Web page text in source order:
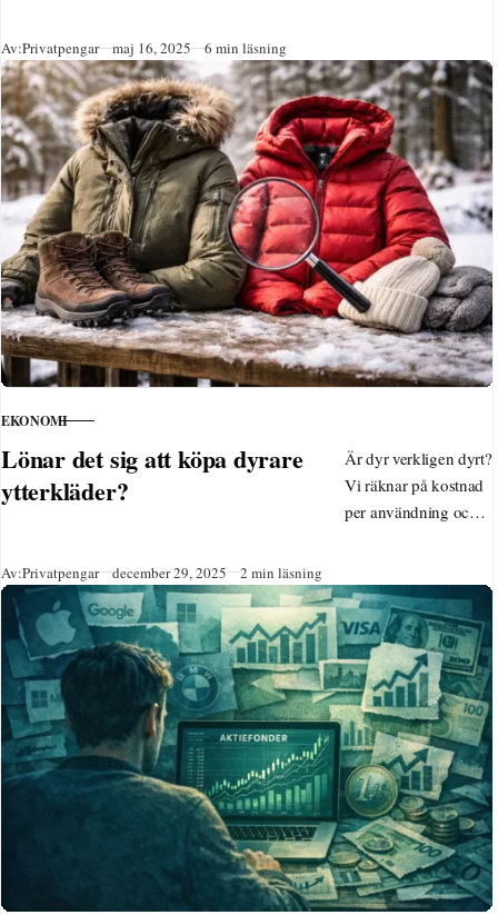
2025 Att investera i
ett…
Av:Privatpengar Publicerad
maj 16, 2025 6 min läsning
KATEGORI
EKONOMI
Lönar det sig att köpa dyrare
ytterkläder?
Är dyr verkligen dyrt?
Vi räknar på kostnad
per användning och
faktiskt sparar pengar.
Av:Privatpengar Publicerad
december 29, 2025 2 min läsning